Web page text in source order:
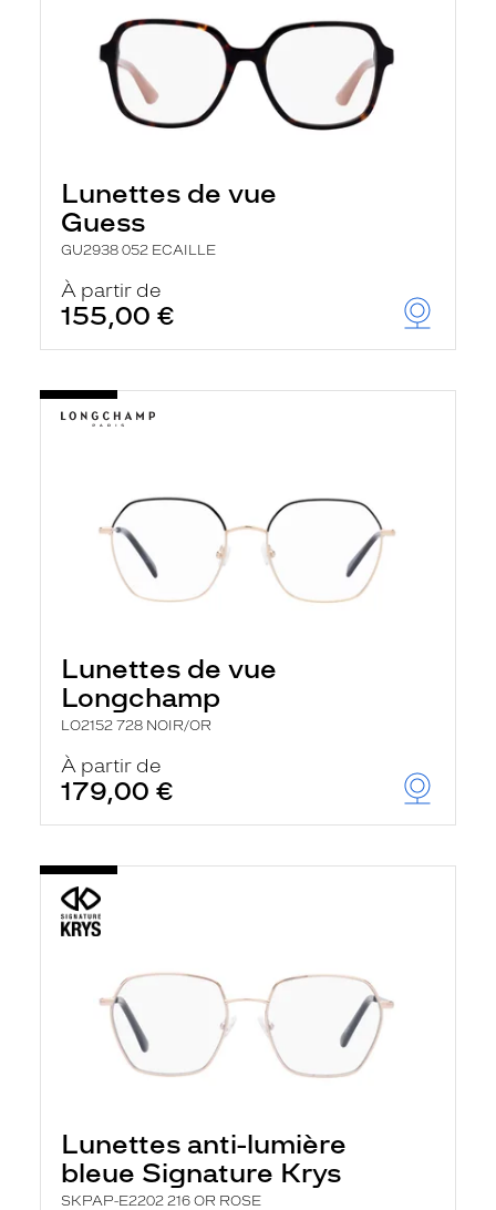
Lunettes de vue
Guess
GU2938 052 ECAILLE
À partir de
155,00 €
Lunettes de vue
Longchamp
LO2152 728 NOIR/OR
À partir de
179,00 €
Lunettes anti-lumière
bleue Signature Krys
SKPAP-E2202 216 OR ROSE